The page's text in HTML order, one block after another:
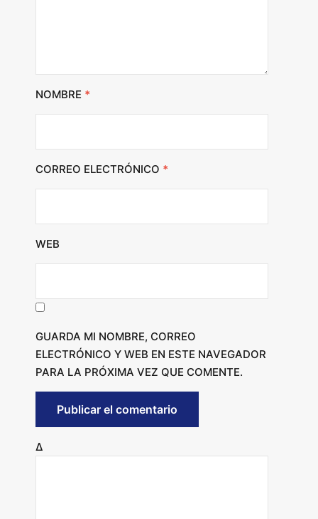
NOMBRE *
CORREO ELECTRÓNICO *
WEB
GUARDA MI NOMBRE, CORREO
ELECTRÓNICO Y WEB EN ESTE NAVEGADOR
PARA LA PRÓXIMA VEZ QUE COMENTE.
Δ